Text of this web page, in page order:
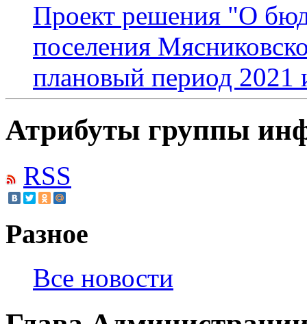
Проект решения "О
поселения
плановый период 2021
Атрибуты группы
RSS
Разное
Все новости